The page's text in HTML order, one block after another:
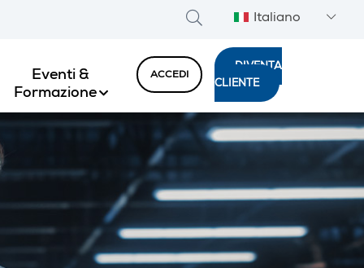
Italiano
Eventi &
Formazione
ACCEDI
DIVENTA
CLIENTE